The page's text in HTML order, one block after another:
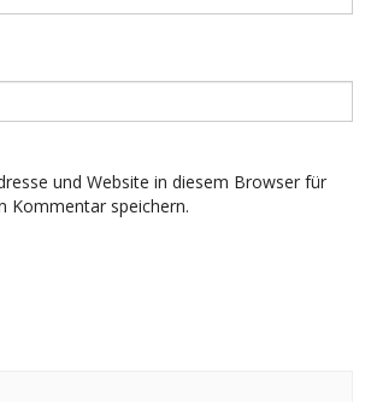
und Website in diesem Browser für
Kommentar speichern.